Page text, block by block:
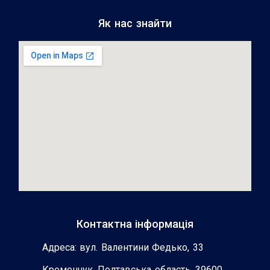
Як нас знайти
Контактна інформація
Адреса: вул. Валентини Федько, 33